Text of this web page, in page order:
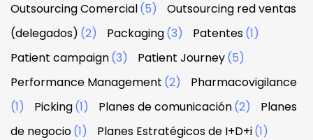
Outsourcing Comercial(5)
Outsourcing red ventas
(delegados) (2) Packaging(3) Patentes(1)
Patient campaign(3) Patient Journey(5)
Performance Management (2)
Pharmacovigilance
(1)
Picking(1) Planes de comunicación(2)
Planes
de negocio(1) Planes Estratégicos de I+D+i(1)